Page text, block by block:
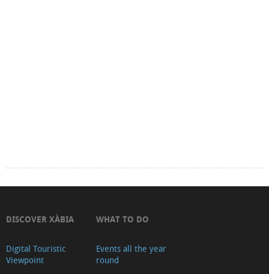
DISCOVER XÀBIA
Digital Touristic
Viewpoint
WHAT TO DO
Events all the year
round